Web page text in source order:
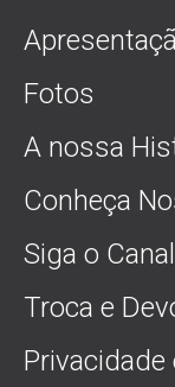
Fotos
A nossa
Conheça
Siga o
Troca e
Privacidade